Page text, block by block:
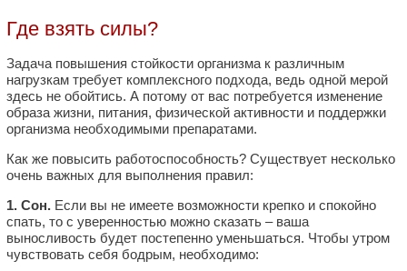
Где взять силы?
Задача повышения стойкости организма к различным
нагрузкам требует комплексного подхода, ведь одной мерой
здесь не обойтись. А потому от вас потребуется изменение
образа жизни, питания, физической активности и поддержки
организма необходимыми препаратами.
Как же повысить работоспособность? Существует несколько
очень важных для выполнения правил:
1. Сон. Если вы не имеете возможности крепко и спокойно
спать, то с уверенностью можно сказать – ваша
выносливость будет постепенно уменьшаться. Чтобы утром
чувствовать себя бодрым, необходимо: